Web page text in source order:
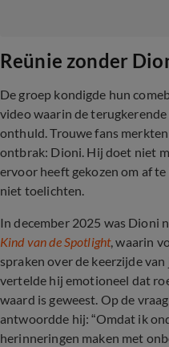
Reünie zonder
De groep kondigde hun
video waarin de
onthuld. Trouwe fans
ontbrak: Dioni. Hij doet niet
ervoor heeft gekozen om af
niet toelichten.
In december 2025 was Dioni
Kind van de Spotlight, waarin
spraken over de keerzijde
vertelde hij emotioneel dat
waard is geweest. Op de
antwoordde hij: “Omdat ik
herinneringen maken met